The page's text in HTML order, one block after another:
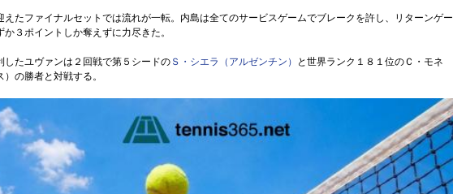
えたファイナルセットでは流れが一転。内島は全てのサービスゲームでブレークを許し、リターンゲー
か３ポイントしか奪えずに力尽きた。
したユヴァンは２回戦で第５シードの Ｓ・シエラ（アルゼンチン）
と世界ランク１８１位のＣ・モネ
）の勝者と対戦する。